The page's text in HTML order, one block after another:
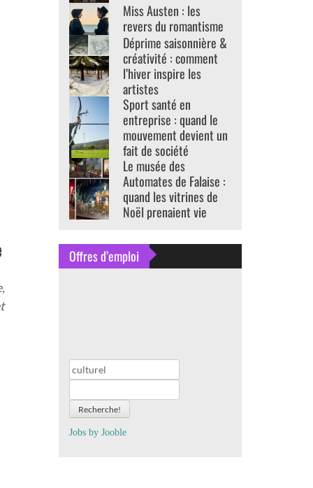
Miss Austen : les
revers du romantisme
Déprime saisonnière &
créativité : comment
l’hiver inspire les
artistes
Sport santé en
entreprise : quand le
mouvement devient un
fait de société
Le musée des
Automates de Falaise :
quand les vitrines de
Noël prenaient vie
Offres d’emploi
Recherche!
Jobs by Jooble